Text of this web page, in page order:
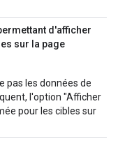
d'afficher
sur la page
pas les données de
l'option "Afficher
pour les cibles sur